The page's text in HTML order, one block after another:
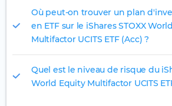
Où peut-on trouver un plan
en ETF sur le iShares STOXX
Multifactor UCITS ETF (Acc) ?
Quel est le niveau de risque du
World Equity Multifactor UCITS